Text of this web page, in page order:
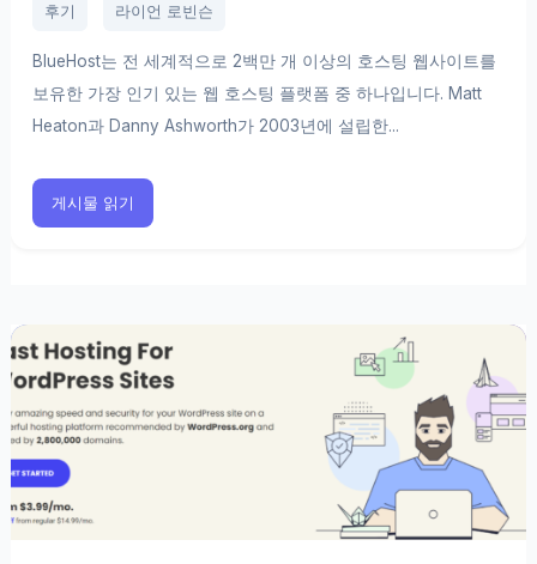
후기 라이언 로빈슨
BlueHost는 전 세계적으로 2백만 개 이상의 호스팅 웹사이트를
보유한 가장 인기 있는 웹 호스팅 플랫폼 중 하나입니다. Matt
Heaton과 Danny Ashworth가 2003년에 설립한...
게시물 읽기